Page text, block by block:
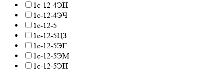
1с-12-4ЭН
1с-12-4ЭЧ
1с-12-5
1с-12-5ЦЗ
1с-12-5ЭГ
1с-12-5ЭМ
1с-12-5ЭН